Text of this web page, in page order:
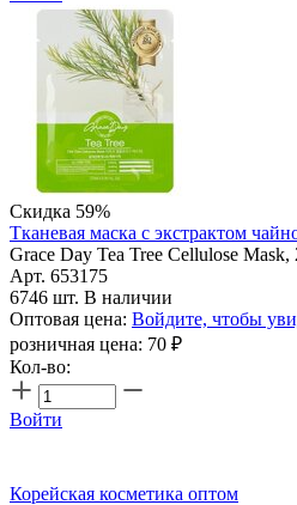
Скидка 59%
Тканевая маска с экстрактом
Grace Day Tea Tree Cellulose Mask,
Арт. 653175
6746 шт. В наличии
Оптовая цена: Войдите, чтобы
розничная цена: 70 ₽
Кол-во:
Войти
Корейская косметика оптом